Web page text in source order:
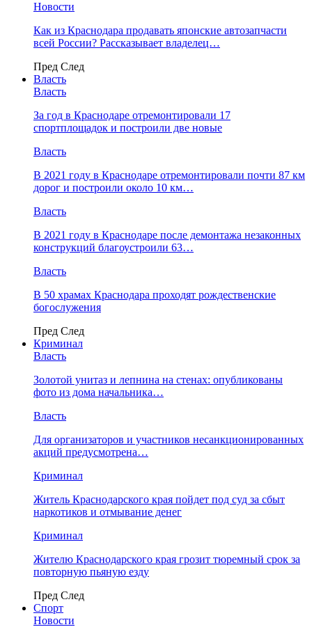
Новости
Как из Краснодара продавать японские автозапчасти
всей России? Рассказывает владелец…
Пред След
Власть
Власть
За год в Краснодаре отремонтировали 17
спортплощадок и построили две новые
Власть
В 2021 году в Краснодаре отремонтировали почти 87 км
дорог и построили около 10 км…
Власть
В 2021 году в Краснодаре после демонтажа незаконных
конструкций благоустроили 63…
Власть
В 50 храмах Краснодара проходят рождественские
богослужения
Пред След
Криминал
Власть
​Золотой унитаз и лепнина на стенах: опубликованы
фото из дома начальника…
Власть
Для организаторов и участников несанкционированных
акций предусмотрена…
Криминал
Житель Краснодарского края пойдет под суд за сбыт
наркотиков и отмывание денег
Криминал
Жителю Краснодарского края грозит тюремный срок за
повторную пьяную езду
Пред След
Спорт
Новости